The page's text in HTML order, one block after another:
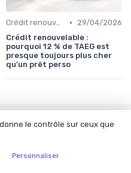
Crédit renouvelable •
29/04/2026
Crédit renouvelable :
pourquoi 12 % de TAEG est
presque toujours plus cher
qu'un prêt perso
le contrôle sur ceux que
Personnaliser